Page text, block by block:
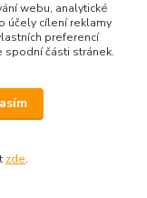
webu, analytické
účely cílení reklamy
preferencí
spodní části stránek.
zde.